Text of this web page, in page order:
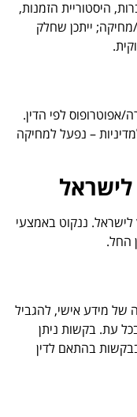
היסטוריית הזמנות,
ייתכן שחלק
אפוטרופוס לפי הדין.
– נפעל למחיקה
לישראל. ננקוט באמצעי
החל.
של מידע אישי, להגביל
עת. בקשות ניתן
בהתאם לדין